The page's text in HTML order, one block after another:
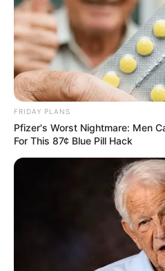
FRIDAY PLANS
Pfizer's Worst Nightmare: Men
For This 87¢ Blue Pill Hack